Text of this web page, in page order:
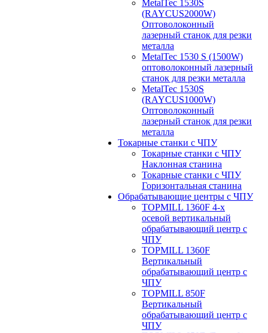
MetalTec 1530S
(RAYCUS2000W)
Оптоволоконный
лазерный станок для резки
металла
MetalTec 1530 S (1500W)
оптоволоконный лазерный
станок для резки металла
MetalTec 1530S
(RAYCUS1000W)
Оптоволоконный
лазерный станок для резки
металла
Токарные станки с ЧПУ
Токарные станки с ЧПУ
Наклонная станина
Токарные станки с ЧПУ
Горизонтальная станина
Обрабатывающие центры с ЧПУ
TOPMILL 1360F 4-x
осевой вертикальный
обрабатывающий центр с
ЧПУ
TOPMILL 1360F
Вертикальный
обрабатывающий центр с
ЧПУ
TOPMILL 850F
Вертикальный
обрабатывающий центр с
ЧПУ